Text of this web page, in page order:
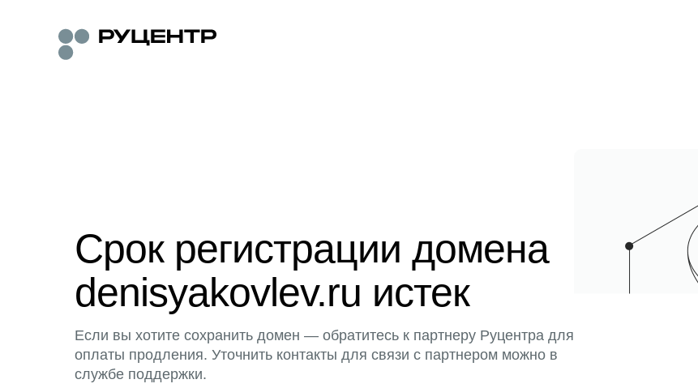
Срок регистрации домена
denisyakovlev.ru истек
Если вы хотите сохранить домен — обратитесь к партнеру Руцентра для
оплаты продления. Уточнить контакты для связи с партнером можно в
службе поддержки.